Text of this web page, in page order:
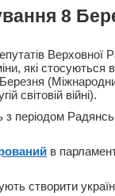
8
Верховної
які
світовій війні).
періодом
в
створити